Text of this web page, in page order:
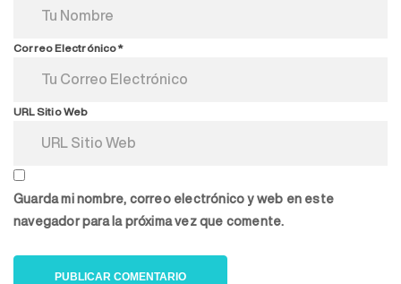
Correo Electrónico*
URL Sitio Web
Guarda mi nombre, correo electrónico y web en este
navegador para la próxima vez que comente.